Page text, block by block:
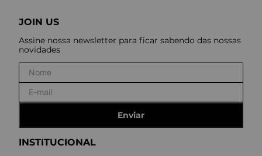
INSTITUCIONAL
JOIN US
Assine nossa newsletter para ficar sabendo das nossas
novidades
Enviar